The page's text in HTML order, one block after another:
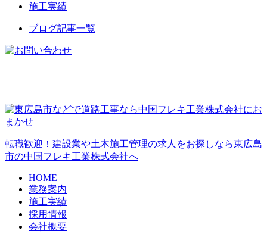
施工実績
ブログ記事一覧
転職歓迎！建設業や土木施工管理の求人をお探しなら東広島
市の中国フレキ工業株式会社へ
HOME
業務案内
施工実績
採用情報
会社概要